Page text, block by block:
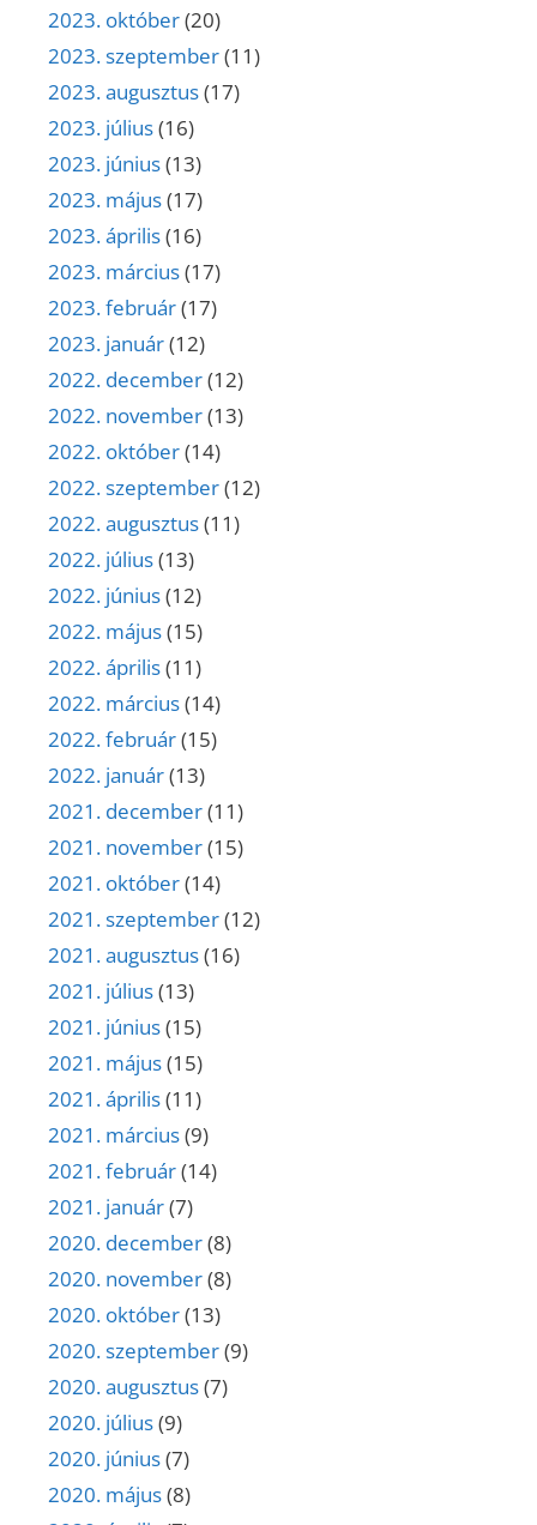
2023. október(20)
2023. szeptember(11)
2023. augusztus(17)
2023. július(16)
2023. június(13)
2023. május(17)
2023. április(16)
2023. március(17)
2023. február(17)
2023. január(12)
2022. december(12)
2022. november(13)
2022. október(14)
2022. szeptember(12)
2022. augusztus(11)
2022. július(13)
2022. június(12)
2022. május(15)
2022. április(11)
2022. március(14)
2022. február(15)
2022. január(13)
2021. december(11)
2021. november(15)
2021. október(14)
2021. szeptember(12)
2021. augusztus(16)
2021. július(13)
2021. június(15)
2021. május(15)
2021. április(11)
2021. március(9)
2021. február(14)
2021. január(7)
2020. december(8)
2020. november(8)
2020. október(13)
2020. szeptember(9)
2020. augusztus(7)
2020. július(9)
2020. június(7)
2020. május(8)